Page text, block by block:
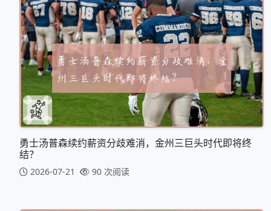
勇士汤普森续约薪资分歧难消，金州三巨头时代即将终
结？
2026-07-21 90 次阅读